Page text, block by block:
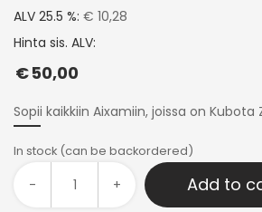
ALV 25.5 %: € 10,28
Hinta sis. ALV:
€50,00
Sopii kaikkiin Aixamiin, joissa on
In stock (can be backordered)
- + Add to